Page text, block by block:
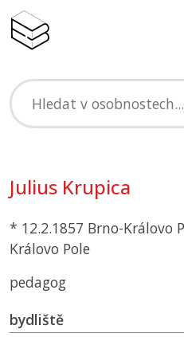
Julius Krupica
* 12.2.1857 Brno-Královo
Královo Pole
pedagog
bydliště